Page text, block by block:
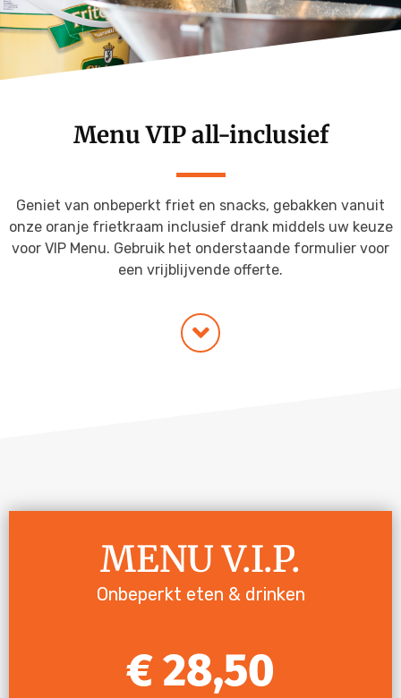
Menu Budget Plus
Menu VIP
Grill Wagen
Snackfiets
Frietkar op locatie
Menu VIP all-inclusief
Geniet van onbeperkt friet en snacks, gebakken vanuit
onze oranje frietkraam inclusief drank middels uw keuze
voor VIP Menu. Gebruik het onderstaande formulier voor
een vrijblijvende offerte.
MENU V.I.P.
Onbeperkt eten & drinken
28,50